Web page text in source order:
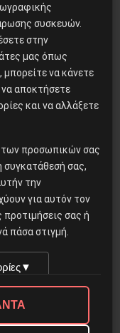
συσκευών.
στην
μας όπως
να κάνετε
να αποκτήσετε
και να αλλάξετε
των προσωπικών σας
συγκατάθεσή σας,
την
για αυτόν τον
προτιμήσεις σας ή
πάσα στιγμή.
▼